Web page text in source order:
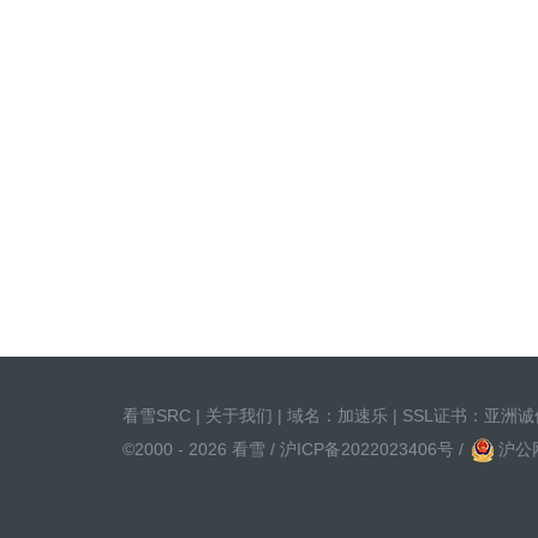
看雪SRC | 关于我们 | 域名： 加速乐 | SSL证书： 亚洲诚
©2000 - 2026 看雪 / 沪ICP备2022023406号 / 沪公